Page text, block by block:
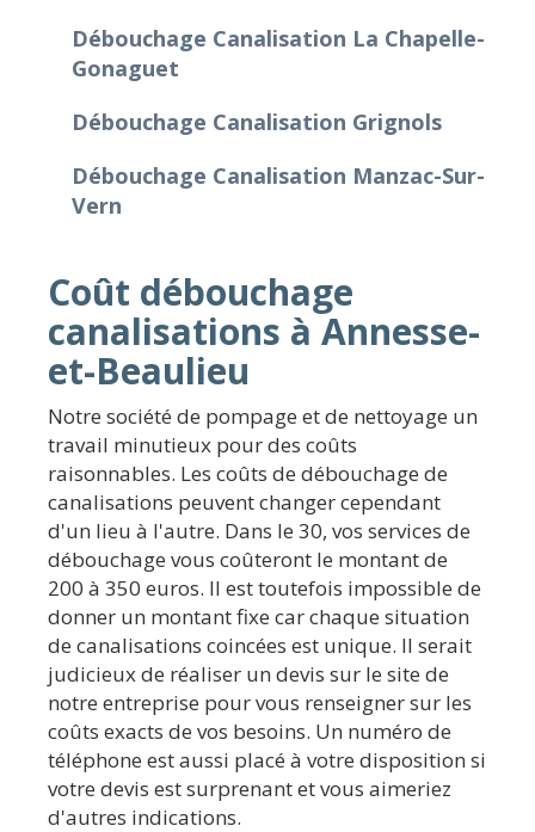
Débouchage Canalisation La Chapelle-
Gonaguet
Débouchage Canalisation Grignols
Débouchage Canalisation Manzac-Sur-
Vern
Coût débouchage
canalisations à Annesse-
et-Beaulieu
Notre société de pompage et de nettoyage un
travail minutieux pour des coûts
raisonnables. Les coûts de débouchage de
canalisations peuvent changer cependant
d'un lieu à l'autre. Dans le 30, vos services de
débouchage vous coûteront le montant de
200 à 350 euros. Il est toutefois impossible de
donner un montant fixe car chaque situation
de canalisations coincées est unique. Il serait
judicieux de réaliser un devis sur le site de
notre entreprise pour vous renseigner sur les
coûts exacts de vos besoins. Un numéro de
téléphone est aussi placé à votre disposition si
votre devis est surprenant et vous aimeriez
d'autres indications.